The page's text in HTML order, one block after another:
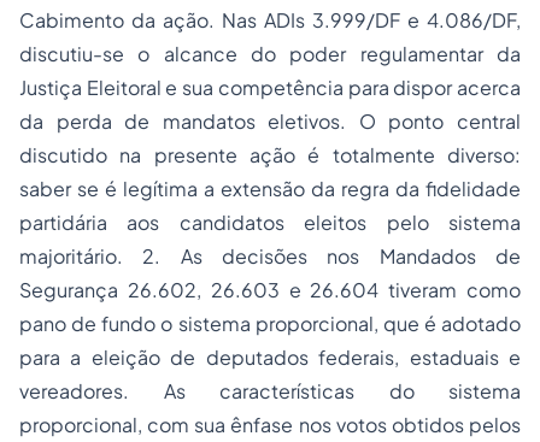
Cabimento da ação. Nas ADIs 3.999/DF e 4.086/DF,
discutiu-se o alcance do poder regulamentar da
Justiça Eleitoral e sua competência para dispor acerca
da perda de mandatos eletivos. O ponto central
discutido na presente ação é totalmente diverso:
saber se é legítima a extensão da regra da fidelidade
partidária aos candidatos eleitos pelo sistema
majoritário. 2. As decisões nos Mandados de
Segurança 26.602, 26.603 e 26.604 tiveram como
pano de fundo o sistema proporcional, que é adotado
para a eleição de deputados federais, estaduais e
vereadores. As características do sistema
proporcional, com sua ênfase nos votos obtidos pelos